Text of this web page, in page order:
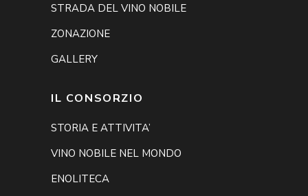
STRADA DEL VINO NOBILE
ZONAZIONE
GALLERY
IL CONSORZIO
STORIA E ATTIVITA’
VINO NOBILE NEL MONDO
ENOLITECA